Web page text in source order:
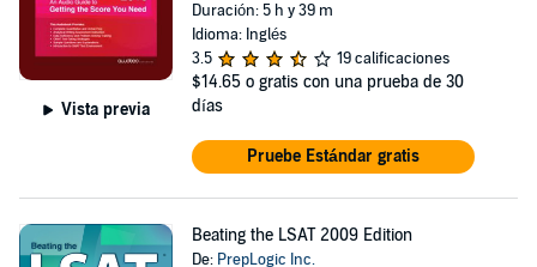
Vista previa
Duración: 5 h y 39 m
Idioma: Inglés
3.5
19 calificaciones
$14.65 o gratis con una prueba de 30
días
Pruebe Estándar gratis
Beating the LSAT 2009 Edition
De: PrepLogic Inc.